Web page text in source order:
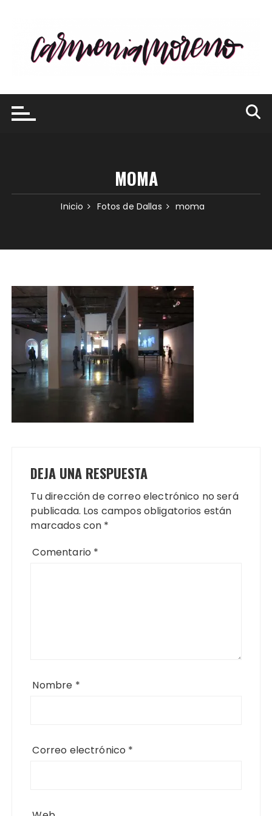
contenido
MOMA
Inicio Fotos de Dallas moma
DEJA UNA RESPUESTA
Tu dirección de correo electrónico no será
publicada. Los campos obligatorios están
marcados con *
Comentario *
Nombre *
Correo electrónico *